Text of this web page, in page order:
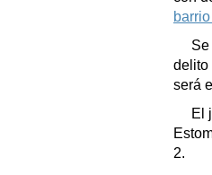
Se
delito
será
El
2.